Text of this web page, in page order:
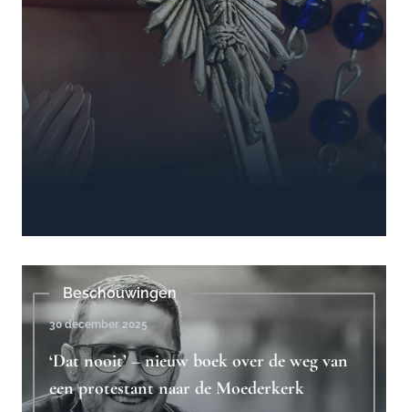
Beschouwingen
30 december 2025
‘Dat nooit’ – nieuw boek over de weg van
een protestant naar de Moederkerk